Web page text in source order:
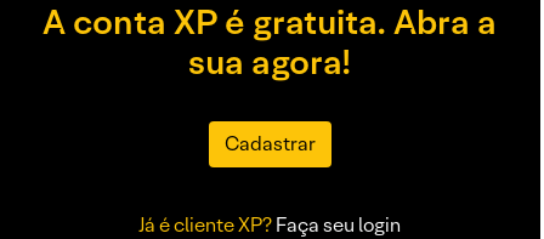
A conta XP é gratuita. Abra a
sua agora!
Cadastrar
Já é cliente XP?Faça seu login